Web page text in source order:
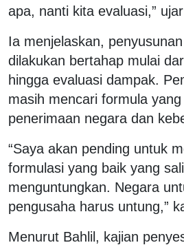
apa, nanti kita evaluasi,”
Ia menjelaskan,
dilakukan bertahap mulai
hingga evaluasi dampak.
masih mencari formula
penerimaan negara dan
“Saya akan pending untuk
formulasi yang baik yang
menguntungkan. Negara
pengusaha harus untung,”
Menurut Bahlil, kajian